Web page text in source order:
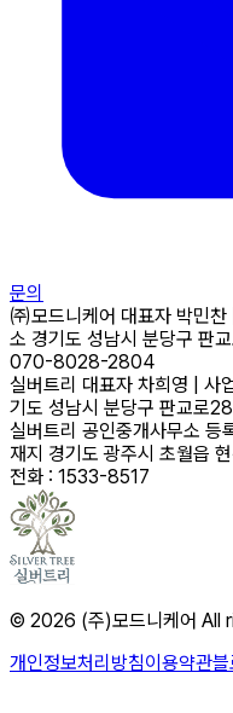
문의
㈜모드니케어 대표자 박민찬
소 경기도 성남시 분당구 판
070-8028-2804
실버트리 대표자 차희영 사
기도 성남시 분당구 판교로
실버트리 공인중개사무소 등
재지 경기도 광주시 초월읍
전화 : 1533-8517
© 2026 (주)모드니케어 All
개인정보처리방침이용약관블